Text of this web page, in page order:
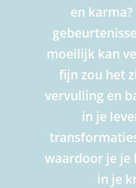
en
moeilijk kan
fijn zou het
vervulling en
in je
waardoor je je
in je